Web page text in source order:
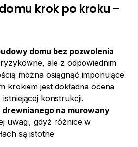
krok po kroku –
domu bez pozwolenia
ale z odpowiednim
można osiągnąć imponujące
krokiem jest dokładna ocena
konstrukcji.
drewnianego na murowany
uwagi, gdyż różnice w
są istotne.